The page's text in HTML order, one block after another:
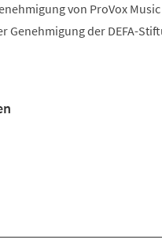
von ProVox
Genehmigung der DEFA-